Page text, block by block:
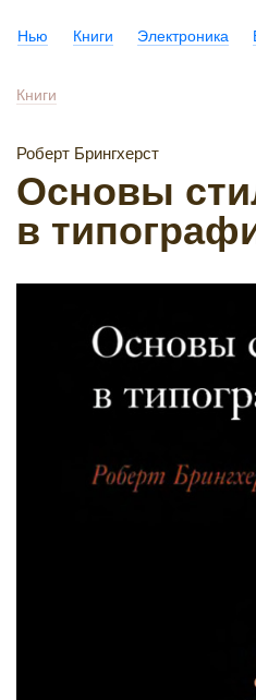
Нью Книги Электроника
Книги
Роберт Брингхерст
Основы
в